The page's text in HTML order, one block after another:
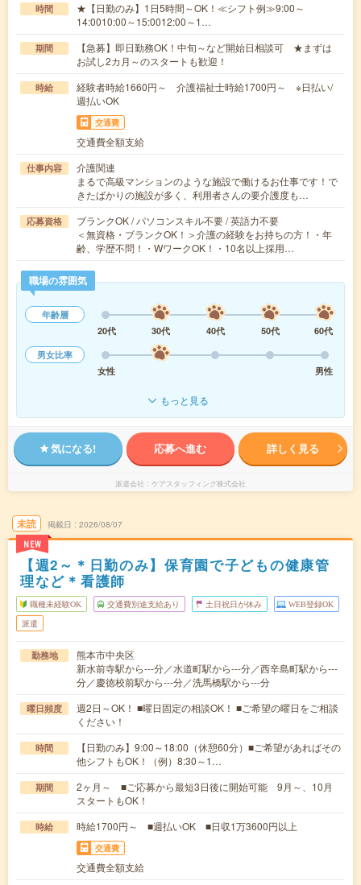
時間
★【日勤のみ】1日5時間～OK！≪シフト例≫9:00～
14:0010:00～15:0012:00～1…
期間
【急募】即日勤務OK！中旬～など開始日相談可 ★まずは
お試し2カ月～のスタートも歓迎！
時給
経験者時給1660円～ 介護福祉士時給1700円～ ※日払い/
週払いOK
交通費
交通費全額支給
仕事内容
介護関連
まるで高級マンションのような施設で働けるお仕事です！で
きたばかりの施設が多く、利用者さんの要介護度も…
応募資格
ブランクOK / パソコンスキル不要 / 英語力不要
＜無資格・ブランクOK！＞介護の経験をお持ちの方！・年
齢、学歴不問！・WワークOK！・10名以上採用…
職場の雰囲気
年齢層
20代
30代 40代 50代
60代
男女比率
女性
男性
もっと見る
気になる! 応募へ進む 詳しく見る
派遣会社 ケアスタッフィング株式会社
未読
NEW
掲載日 2026/08/07
【週2～＊日勤のみ】保育園で子どもの健康管
理など＊看護師
職種未経験OK 交通費別途支給あり 土日祝日が休み WEB登録OK
派遣
勤務地
熊本市中央区
新水前寺駅から---分／水道町駅から---分／西辛島町駅から---
分／慶徳校前駅から---分／洗馬橋駅から---分
曜日頻度
週2日～OK！ ■曜日固定の相談OK！ ■ご希望の曜日をご相談
ください！
時間
【日勤のみ】9:00～18:00（休憩60分）■ご希望があればその
他シフトもOK！（例）8:30～1…
期間
2ヶ月～ ■ご応募から最短3日後に開始可能 9月～、10月
スタートもOK！
時給 時給1700円～ ■週払いOK ■日収1万3600円以上
交通費
交通費全額支給